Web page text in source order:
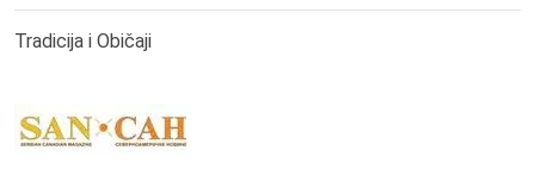
Tradicija i Običaji